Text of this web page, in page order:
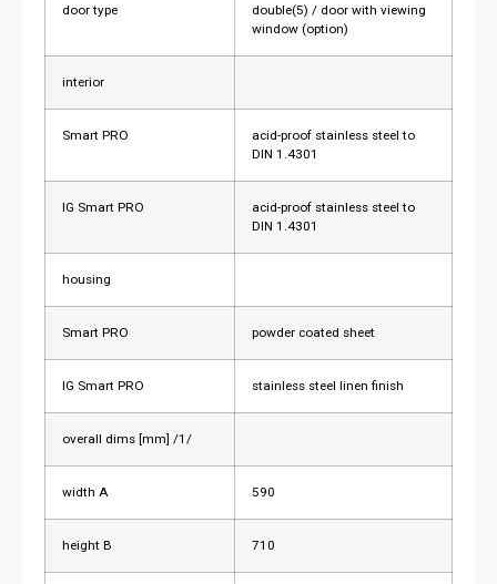
door type
double(5) / door with viewing
window (option)
interior
Smart PRO
acid-proof stainless steel to
DIN 1.4301
IG Smart PRO
acid-proof stainless steel to
DIN 1.4301
housing
Smart PRO powder coated sheet
IG Smart PRO stainless steel linen finish
overall dims [mm] /1/
width A 590
height B 710